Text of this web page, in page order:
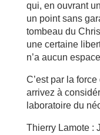
qui, en ouvrant
un point sans
tombeau du
une certaine
n’a aucun
C’est par la
arrivez à
laboratoire du
Thierry Lamote :